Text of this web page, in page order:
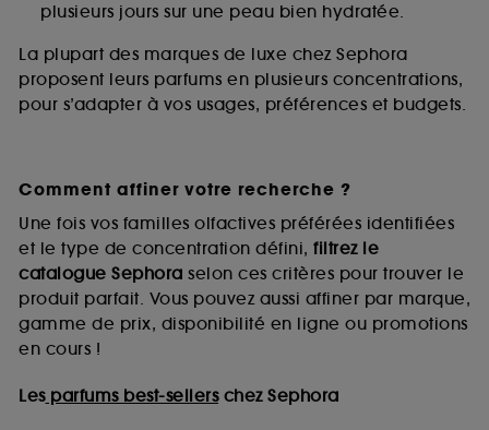
plusieurs jours sur une peau bien hydratée.
La plupart des marques de luxe chez Sephora
proposent leurs parfums en plusieurs concentrations,
pour s’adapter à vos usages, préférences et budgets.
Comment affiner votre recherche ?
Une fois vos familles olfactives préférées identifiées
et le type de concentration défini, filtrez le
catalogue Sephora selon ces critères pour trouver le
produit parfait. Vous pouvez aussi affiner par marque,
gamme de prix, disponibilité en ligne ou promotions
en cours !
Lesparfums best-sellerschez Sephora